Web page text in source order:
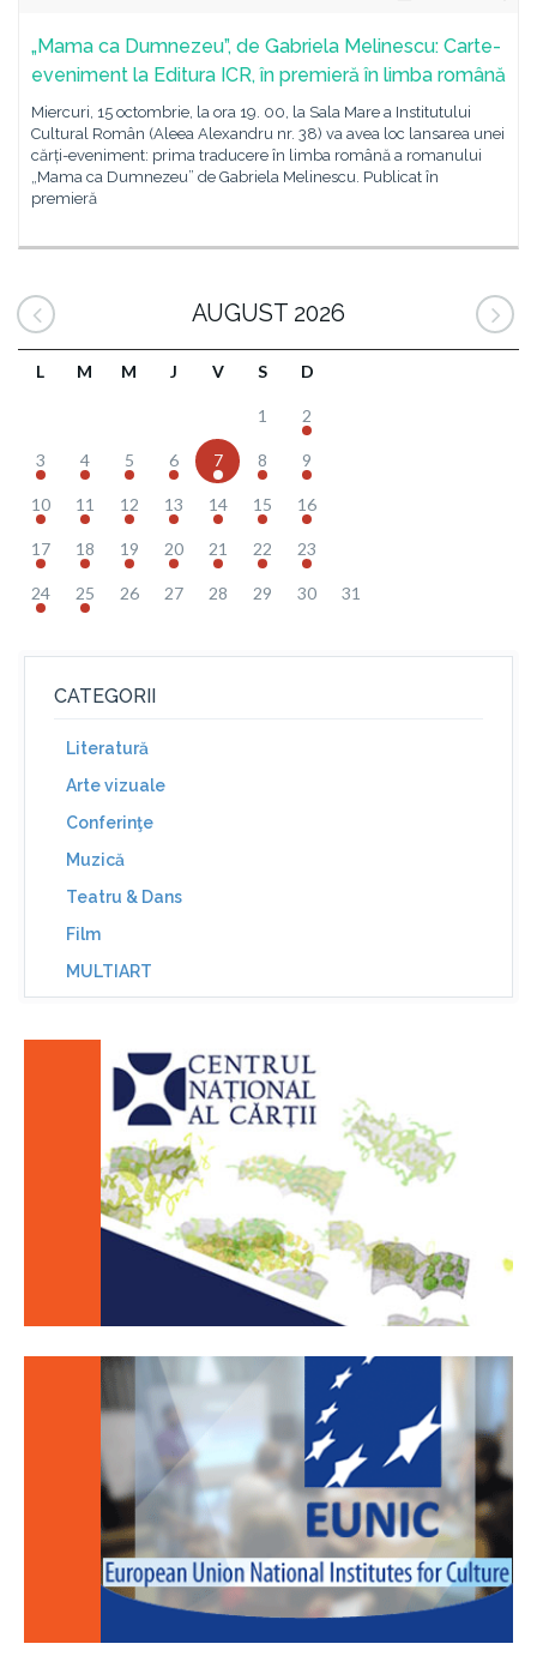
„Mama ca Dumnezeu”, de Gabriela Melinescu: Carte-
eveniment la Editura ICR, în premieră în limba română
Miercuri, 15 octombrie, la ora 19. 00, la Sala Mare a Institutului
Cultural Român (Aleea Alexandru nr. 38) va avea loc lansarea unei
cărți-eveniment: prima traducere în limba română a romanului
„Mama ca Dumnezeu” de Gabriela Melinescu. Publicat în
premieră
AUGUST 2026
L M M J V S D
1 2
3 4 5 6 7 8 9
10 11 12 13 14 15 16
17 18 19 20 21 22 23
24 25 26 27 28 29 30 31
CATEGORII
Literatură
Arte vizuale
Conferinţe
Muzică
Teatru & Dans
Film
MULTIART